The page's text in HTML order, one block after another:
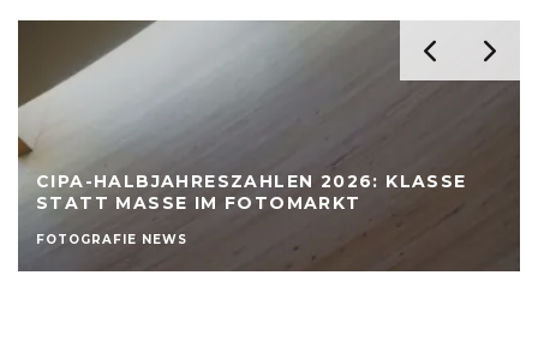
CIPA-HALBJAHRESZAHLEN 2026: KLASSE
STATT MASSE IM FOTOMARKT
FOTOGRAFIE NEWS